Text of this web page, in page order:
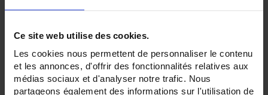
Ce site web utilise des cookies.
Les cookies nous permettent de personnaliser le contenu
et les annonces, d'offrir des fonctionnalités relatives aux
médias sociaux et d'analyser notre trafic. Nous
partageons également des informations sur l'utilisation de